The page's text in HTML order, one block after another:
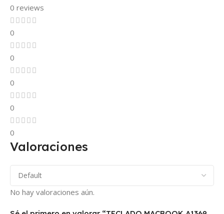
0 reviews
0
0
0
0
0
Valoraciones
No hay valoraciones aún.